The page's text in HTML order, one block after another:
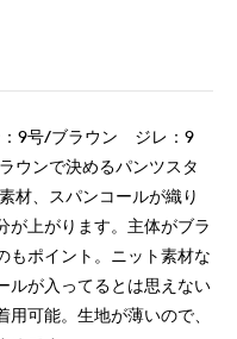
：9号/ブラウン ジレ：9
ウンで決めるパンツスタ
材、スパンコールが織り
が上がります。主体がブラ
もポイント。ニット素材な
ルが入ってるとは思えない
可能。生地が薄いので、